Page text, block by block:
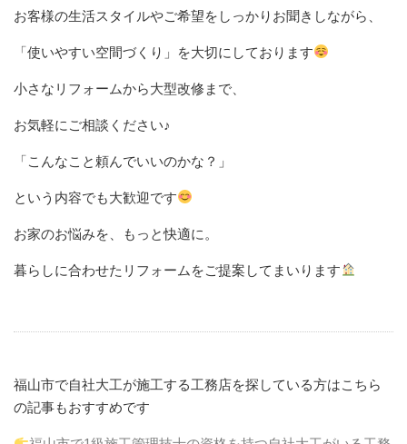
お客様の生活スタイルやご希望をしっかりお聞きしながら、
「使いやすい空間づくり」を大切にしております
小さなリフォームから大型改修まで、
お気軽にご相談ください♪
「こんなこと頼んでいいのかな？」
という内容でも大歓迎です
お家のお悩みを、もっと快適に。
暮らしに合わせたリフォームをご提案してまいります
福山市で自社大工が施工する工務店を探している方はこちら
の記事もおすすめです